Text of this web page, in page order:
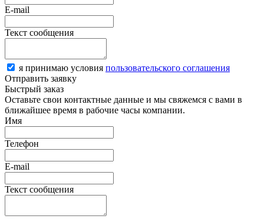
E-mail
Текст сообщения
я принимаю условия пользовательского соглашения
Отправить заявку
Быстрый заказ
Оставьте свои контактные данные и мы свяжемся с вами в
ближайшее время в рабочие часы компании.
Имя
Телефон
E-mail
Текст сообщения